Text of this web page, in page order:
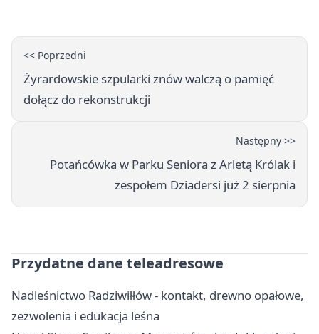
<< Poprzedni
Żyrardowskie szpularki znów walczą o pamięć
dołącz do rekonstrukcji
Następny >>
Potańcówka w Parku Seniora z Arletą Królak i
zespołem Dziadersi już 2 sierpnia
Przydatne dane teleadresowe
Nadleśnictwo Radziwiłłów - kontakt, drewno opałowe,
zezwolenia i edukacja leśna